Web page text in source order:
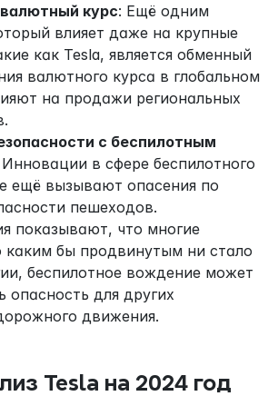
курс: Ещё одним
влияет даже на крупные
как Tesla, является обменный
валютного курса в глобальном
на продажи региональных
с беспилотным
Инновации в сфере беспилотного
ещё вызывают опасения по
пешеходов.
показывают, что многие
каким бы продвинутым ни стало
беспилотное вождение может
опасность для других
движения.
Tesla на 2024 год